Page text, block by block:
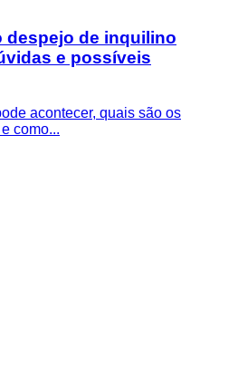
despejo de inquilino
e possíveis
acontecer, quais são os
como...